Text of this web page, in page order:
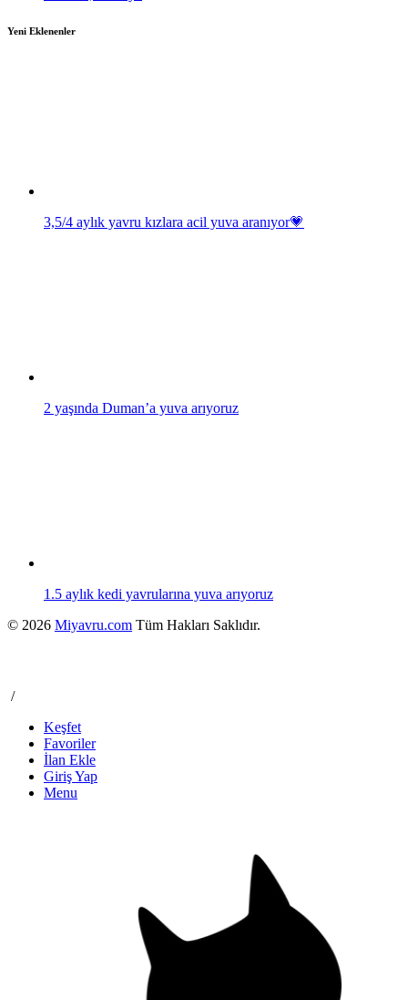
Yeni Eklenenler
3,5/4 aylık yavru kızlara acil yuva aranıyor💗
2 yaşında Duman’a yuva arıyoruz
1.5 aylık kedi yavrularına yuva arıyoruz
© 2026 Miyavru.com Tüm Hakları Saklıdır.
/
Keşfet
Favoriler
İlan Ekle
Giriş Yap
Menu